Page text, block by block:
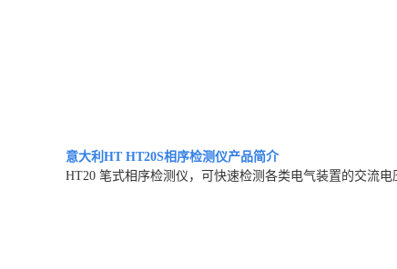
意大利HT HT20S相序检测仪产品简介
HT20 笔式相序检测仪，可快速检测各类电气装置的交流